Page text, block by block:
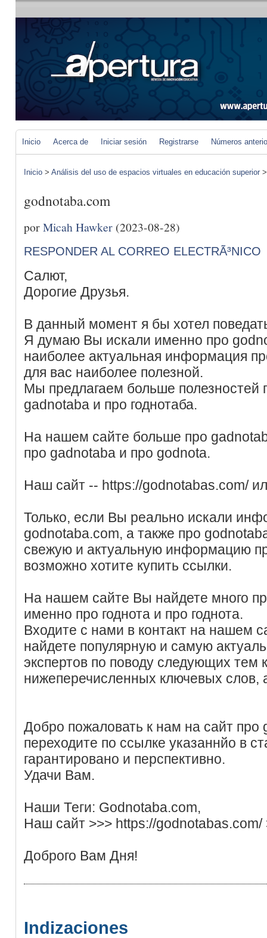
Inicio Acerca de Iniciar sesión Registrarse Números
Inicio > Análisis del uso de espacios virtuales en educación superior
godnotaba.com
porMicah Hawker (2023-08-28)
RESPONDER AL CORREO ELECTRÃ³NICO
Салют,
Дорогие Друзья.
В данный момент я бы хотел
Я думаю Вы искали именно про
наиболее актуальная информация
для вас наиболее полезной.
Мы предлагаем больше полезностей
gadnotaba и про годнотаба.
На нашем сайте больше про
про gadnotaba и про godnota.
Наш сайт -- https://godnotabas.com/
Только, если Вы реально искали
godnotaba.com, а также про
свежую и актуальную информацию
возможно хотите купить ссылки.
На нашем сайте Вы найдете много
именно про годнота и про годнота.
Входите с нами в контакт на нашем
найдете популярную и самую
экспертов по поводу следующих тем
нижеперечисленных ключевых слов,
Добро пожаловать к нам на сайт про
переходите по ссылке указаннйо в
гарантировано и перспективно.
Удачи Вам.
Наши Теги: Godnotaba.com,
Наш сайт >>> https://
Доброго Вам Дня!
Indizaciones